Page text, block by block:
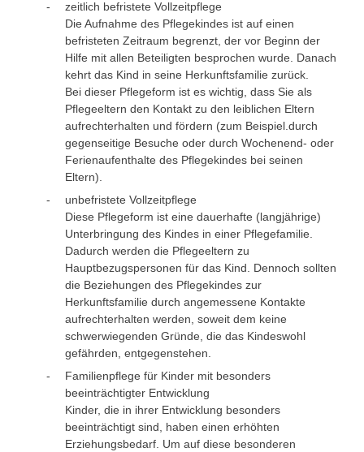
zeitlich befristete Vollzeitpflege
Die Aufnahme des Pflegekindes ist auf einen
befristeten Zeitraum begrenzt, der vor Beginn der
Hilfe mit allen Beteiligten besprochen wurde. Danach
kehrt das Kind in seine Herkunftsfamilie zurück.
Bei dieser Pflegeform ist es wichtig, dass Sie als
Pflegeeltern den Kontakt zu den leiblichen Eltern
aufrechterhalten und fördern (zum Beispiel.durch
gegenseitige Besuche oder durch Wochenend- oder
Ferienaufenthalte des Pflegekindes bei seinen
Eltern).
unbefristete Vollzeitpflege
Diese Pflegeform ist eine dauerhafte (langjährige)
Unterbringung des Kindes in einer Pflegefamilie.
Dadurch werden die Pflegeeltern zu
Hauptbezugspersonen für das Kind. Dennoch sollten
die Beziehungen des Pflegekindes zur
Herkunftsfamilie durch angemessene Kontakte
aufrechterhalten werden, soweit dem keine
schwerwiegenden Gründe, die das Kindeswohl
gefährden, entgegenstehen.
Familienpflege für Kinder mit besonders
beeinträchtigter Entwicklung
Kinder, die in ihrer Entwicklung besonders
beeinträchtigt sind, haben einen erhöhten
Erziehungsbedarf. Um auf diese besonderen